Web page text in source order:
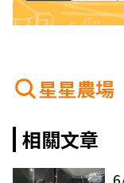
星星農場
相關文章